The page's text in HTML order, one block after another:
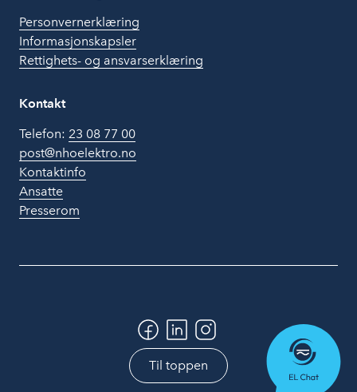
Personvernerklæring
Informasjonskapsler
Rettighets- og ansvarserklæring
Kontakt
Telefon: 23 08 77 00
post@nhoelektro.no
Kontaktinfo
Ansatte
Presserom
Til toppen